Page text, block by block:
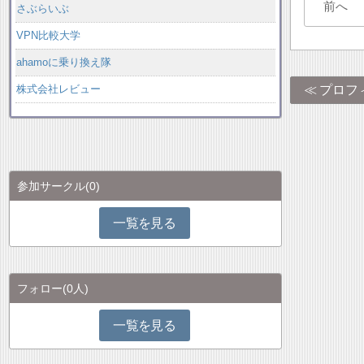
前へ
プロフ
さぶらいぶ
VPN比較大学
ahamoに乗り換え隊
株式会社レビュー
参加サークル(0)
一覧を見る
フォロー(0人)
一覧を見る